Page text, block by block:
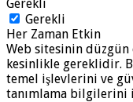
Gerekli
Gerekli
Her Zaman Etkin
Web sitesinin düzgün
kesinlikle gereklidir.
temel işlevlerini ve
tanımlama bilgilerini